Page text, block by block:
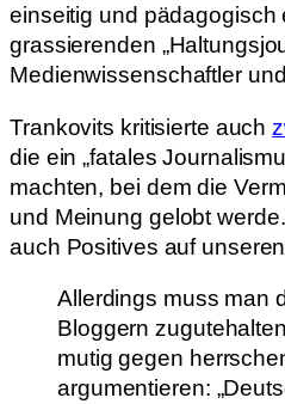
einseitig und pädagogisch
grassierenden
Medienwissenschaftler
Trankovits kritisierte auch
die ein „fatales
machten, bei dem die
und Meinung gelobt
auch Positives auf
Allerdings muss man
Bloggern
mutig gegen
argumentieren: